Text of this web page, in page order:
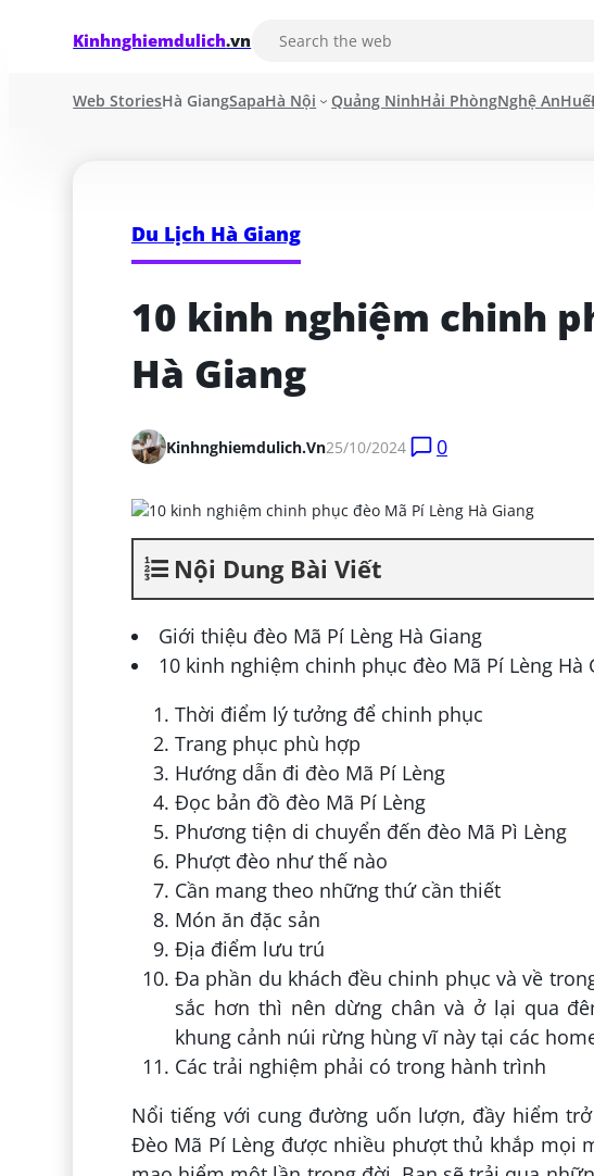
Kinhnghiemdulich.vn
Web StoriesHà GiangSapaHà Nội Quảng NinhHải PhòngNghệ AnHuế
Du Lịch Hà Giang
10 kinh nghiệm chinh
Hà Giang
Kinhnghiemdulich.vn25/10/2024 0
Nội Dung Bài Viết
Giới thiệu đèo Mã Pí Lèng Hà Giang
10 kinh nghiệm chinh phục đèo Mã Pí Lèng Hà
Thời điểm lý tưởng để chinh phục
Trang phục phù hợp
Hướng dẫn đi đèo Mã Pí Lèng
Đọc bản đồ đèo Mã Pí Lèng
Phương tiện di chuyển đến đèo Mã Pì Lèng
Phượt đèo như thế nào
Cần mang theo những thứ cần thiết
Món ăn đặc sản
Địa điểm lưu trú
Đa phần du khách đều chinh phục và về
sắc hơn thì nên dừng chân và ở lại qua
khung cảnh núi rừng hùng vĩ này tại các
Các trải nghiệm phải có trong hành trình
Nổi tiếng với cung đường uốn lượn, đầy hiểm
Đèo Mã Pí Lèng được nhiều phượt thủ khắp mọi